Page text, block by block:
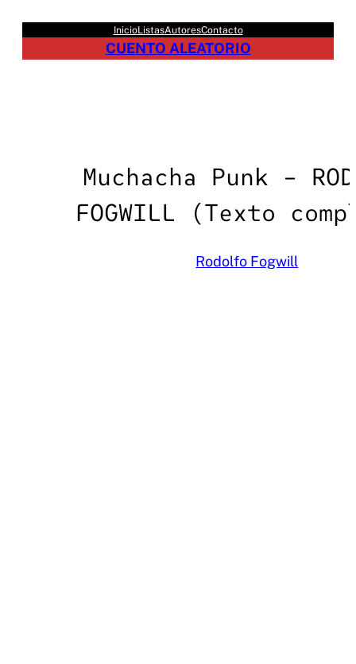
contenido
InicioListasAutoresContacto
CUENTO ALEATORIO
Muchacha Punk –
FOGWILL (Texto
Rodolfo Fogwill